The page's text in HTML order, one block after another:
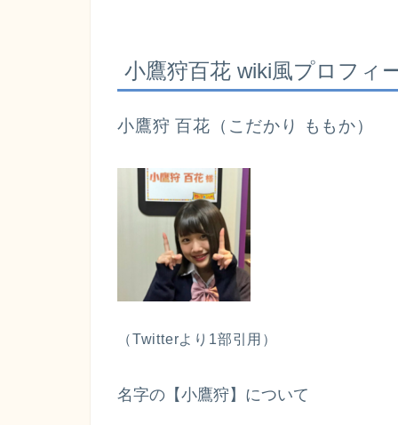
小鷹狩百花 wiki風プロフィ
小鷹狩 百花 （こだかり ももか）
（Twitterより1部引用）
名字の【小鷹狩】について